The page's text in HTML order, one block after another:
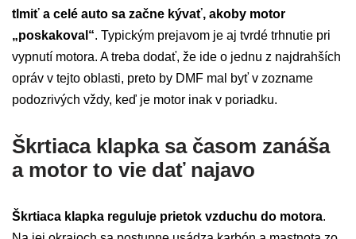
tlmiť a celé auto sa začne kývať, akoby motor
„poskakoval“. Typickým prejavom je aj tvrdé trhnutie pri
vypnutí motora. A treba dodať, že ide o jednu z najdrahších
opráv v tejto oblasti, preto by DMF mal byť v zozname
podozrivých vždy, keď je motor inak v poriadku.
Škrtiaca klapka sa časom zanáša
a motor to vie dať najavo
Škrtiaca klapka reguluje prietok vzduchu do motora.